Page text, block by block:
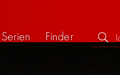
Serien
Finder